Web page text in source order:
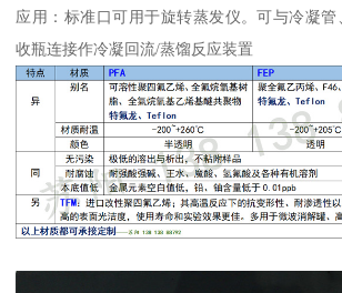
应用：标准口可用于旋转蒸发仪。可与冷凝
收瓶连接作冷凝回流/蒸馏反应装置